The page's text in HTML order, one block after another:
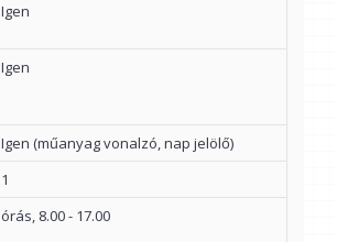
Igen
Igen
Igen (műanyag vonalzó, nap jelölő)
1
órás, 8.00 - 17.00